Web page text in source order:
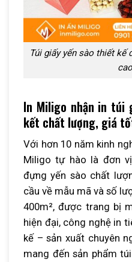
Túi giấy yến sào thiết kế
In Miligo nhận in túi
kết chất lượng, giá
Với hơn 10 năm kinh
Miligo tự hào là đơn
đựng yến sào chất
cầu về mẫu mã và số
400m², được trang bị
hiện đại, công nghệ in
kế – sản xuất chuyên
mang đến sản phẩm